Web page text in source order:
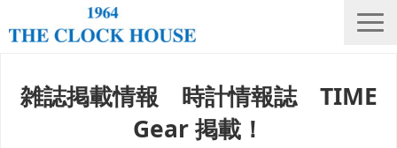
THE CLOCK HOUSE オリジナルウォッチ
ランキング
雑誌掲載情報 時計情報誌 TIME
Gear 掲載！